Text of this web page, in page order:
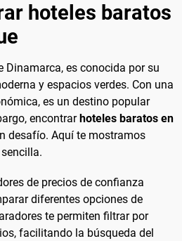
hoteles baratos
Dinamarca, es conocida por su
y espacios verdes. Con una
es un destino popular
encontrar hoteles baratos en
desafío. Aquí te mostramos
de precios de confianza
diferentes opciones de
te permiten filtrar por
facilitando la búsqueda del